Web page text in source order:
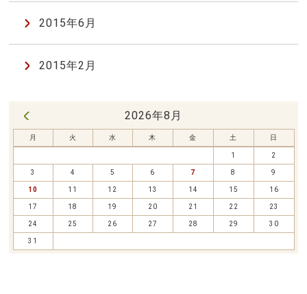
2015年6月
2015年2月
2026年8月
月 火 水 木 金 土 日
1 2
3 4 5 6 7 8 9
10 11 12 13 14 15 16
17 18 19 20 21 22 23
24 25 26 27 28 29 30
31